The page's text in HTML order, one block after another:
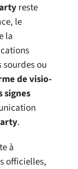
reste
le
la
sourdes ou
de visio-
signes
.
à
officielles,